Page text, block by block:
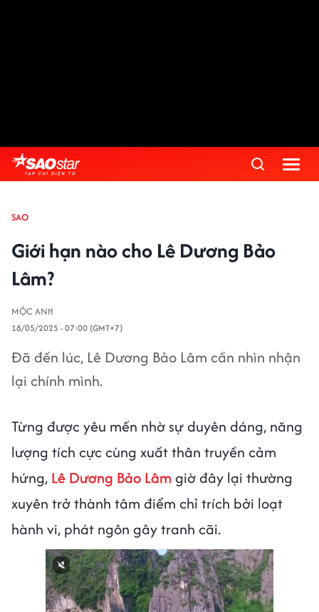
SAO
Giới hạn nào cho Lê Dương Bảo
Lâm?
MỘC ANH
18/05/2025 - 07:00 (GMT+7)
Đã đến lúc, Lê Dương Bảo Lâm cần nhìn nhận
lại chính mình.
Từng được yêu mến nhờ sự duyên dáng, năng
lượng tích cực cùng xuất thân truyền cảm
hứng, Lê Dương Bảo Lâm giờ đây lại thường
xuyên trở thành tâm điểm chỉ trích bởi loạt
hành vi, phát ngôn gây tranh cãi.